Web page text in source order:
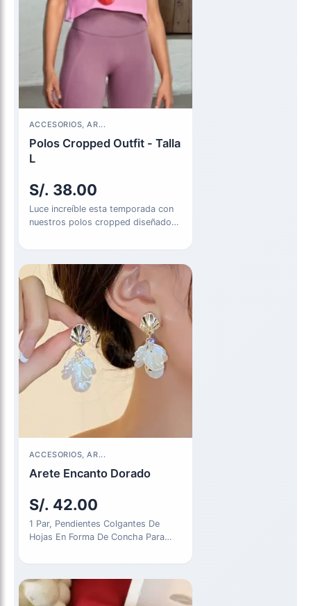
ACCESORIOS, AR...
Polos Cropped Outfit - Talla
L
S/. 38.00
Luce increíble esta temporada con
nuestros polos cropped diseñados
ACCESORIOS, AR...
Arete Encanto Dorado
S/. 42.00
1 Par, Pendientes Colgantes De
Hojas En Forma De Concha Para